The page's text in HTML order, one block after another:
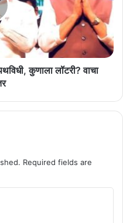
कुणाला लॉटरी? वाचा
Required fields are